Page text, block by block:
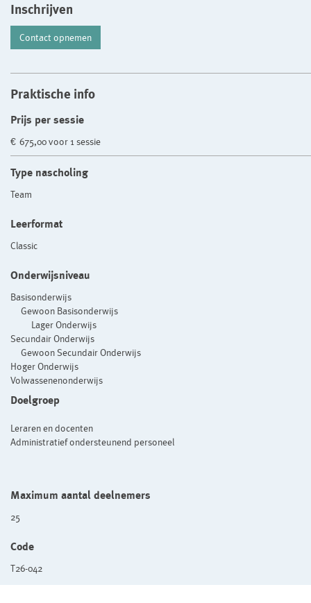
Inschrijven
Contact opnemen
Praktische info
Prijs per sessie
€ 675,00 voor 1 sessie
Type nascholing
Team
Leerformat
Classic
Onderwijsniveau
Basisonderwijs
Gewoon Basisonderwijs
Lager Onderwijs
Secundair Onderwijs
Gewoon Secundair Onderwijs
Hoger Onderwijs
Volwassenenonderwijs
Doelgroep
Leraren en docenten
Administratief ondersteunend personeel
Maximum aantal deelnemers
25
Code
T26-042